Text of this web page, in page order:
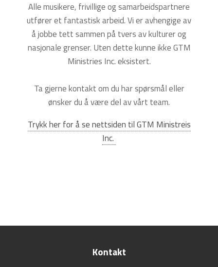
Alle musikere, frivillige og samarbeidspartnere
utfører et fantastisk arbeid. Vi er avhengige av
å jobbe tett sammen på tvers av kulturer og
nasjonale grenser. Uten dette kunne ikke GTM
Ministries Inc. eksistert.
Ta gjerne kontakt om du har spørsmål eller
ønsker du å være del av vårt team.
Trykk her for å se nettsiden til GTM Ministreis
Inc.
Kontakt